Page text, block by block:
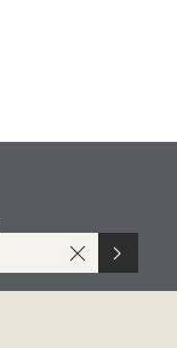
close chevron_right